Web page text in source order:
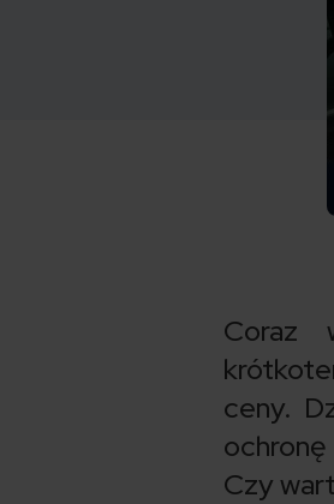
Coraz
ceny.
Czy